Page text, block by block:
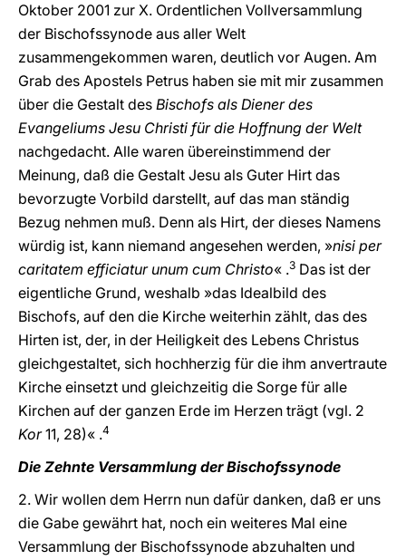
Oktober 2001 zur X. Ordentlichen Vollversammlung
der Bischofssynode aus aller Welt
zusammengekommen waren, deutlich vor Augen. Am
Grab des Apostels Petrus haben sie mit mir zusammen
über die Gestalt des Bischofs als Diener des
Evangeliums Jesu Christi für die Hoffnung der Welt
nachgedacht. Alle waren übereinstimmend der
Meinung, daß die Gestalt Jesu als Guter Hirt das
bevorzugte Vorbild darstellt, auf das man ständig
Bezug nehmen muß. Denn als Hirt, der dieses Namens
würdig ist, kann niemand angesehen werden, »nisi per
caritatem efficiatur unum cum Christo« .3 Das ist der
eigentliche Grund, weshalb »das Idealbild des
Bischofs, auf den die Kirche weiterhin zählt, das des
Hirten ist, der, in der Heiligkeit des Lebens Christus
gleichgestaltet, sich hochherzig für die ihm anvertraute
Kirche einsetzt und gleichzeitig die Sorge für alle
Kirchen auf der ganzen Erde im Herzen trägt (vgl. 2
Kor11, 28)« .4
Die Zehnte Versammlung der Bischofssynode
2. Wir wollen dem Herrn nun dafür danken, daß er uns
die Gabe gewährt hat, noch ein weiteres Mal eine
Versammlung der Bischofssynode abzuhalten und